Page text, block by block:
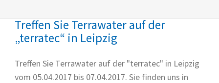
Treffen Sie Terrawater auf der
„terratec“ in Leipzig
Treffen Sie Terrawater auf der "terratec" in Leipzig
vom 05.04.2017 bis 07.04.2017. Sie finden uns in